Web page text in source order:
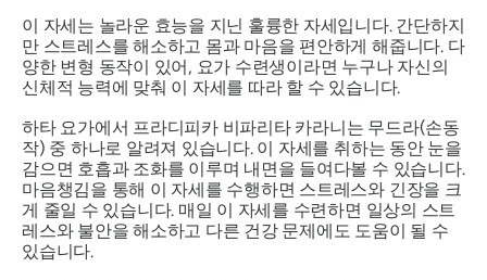
이 자세는 놀라운 효능을 지닌 훌륭한 자세입니다. 간단하지
만 스트레스를 해소하고 몸과 마음을 편안하게 해줍니다. 다
양한 변형 동작이 있어, 요가 수련생이라면 누구나 자신의
신체적 능력에 맞춰 이 자세를 따라 할 수 있습니다.
하타 요가에서 프라디피카 비파리타 카라니는 무드라(손동
작) 중 하나로 알려져 있습니다. 이 자세를 취하는 동안 눈을
감으면 호흡과 조화를 이루며 내면을 들여다볼 수 있습니다.
마음챙김을 통해 이 자세를 수행하면 스트레스와 긴장을 크
게 줄일 수 있습니다. 매일 이 자세를 수련하면 일상의 스트
레스와 불안을 해소하고 다른 건강 문제에도 도움이 될 수
있습니다.